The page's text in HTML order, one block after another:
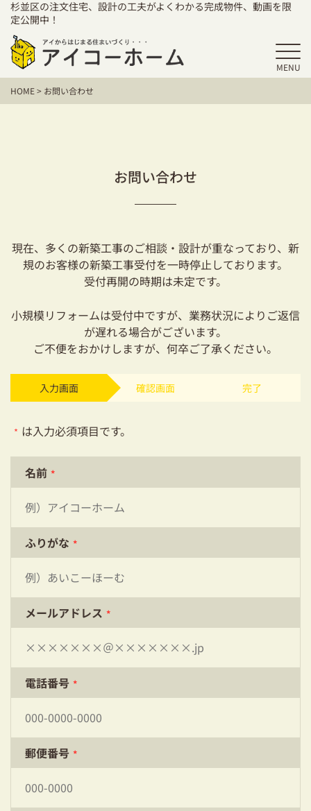
杉並区の注文住宅、設計の工夫がよくわかる完成物件、動画を限
定公開中！
MENU
HOME
アイコーホームの家づくり
二世帯住宅をお考えの方
建て替えをお考えの方
耐震対策も安心の家づくり
リフォーム・リノベーションをお考えの方
必見！土地からお探しの方へ
ショールーム
お知らせ
03-3334-0334
HOME> お問い合わせ
お問い合わせ
現在、多くの新築工事のご相談・設計が重なっており、新
規のお客様の新築工事受付を一時停止しております。
受付再開の時期は未定です。
小規模リフォームは受付中ですが、業務状況によりご返信
が遅れる場合がございます。
ご不便をおかけしますが、何卒ご了承ください。
入力画面 確認画面 完了
* は入力必須項目です。
名前 *
ふりがな *
メールアドレス *
電話番号 *
郵便番号 *